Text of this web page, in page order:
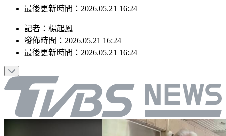
發佈時間：2026.05.21 16:24
記者：楊起鳳
發佈時間：2026.05.21 16:24